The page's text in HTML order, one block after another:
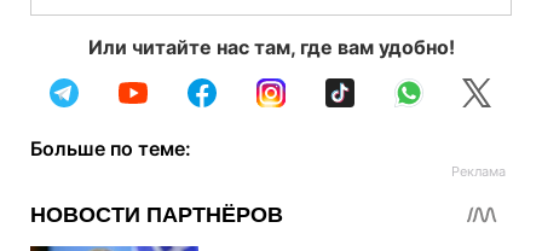
Или читайте нас там, где вам удобно!
Больше по теме: